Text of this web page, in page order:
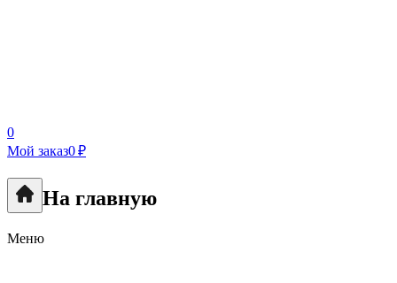
0
Мой заказ0 ₽
На главную
Меню